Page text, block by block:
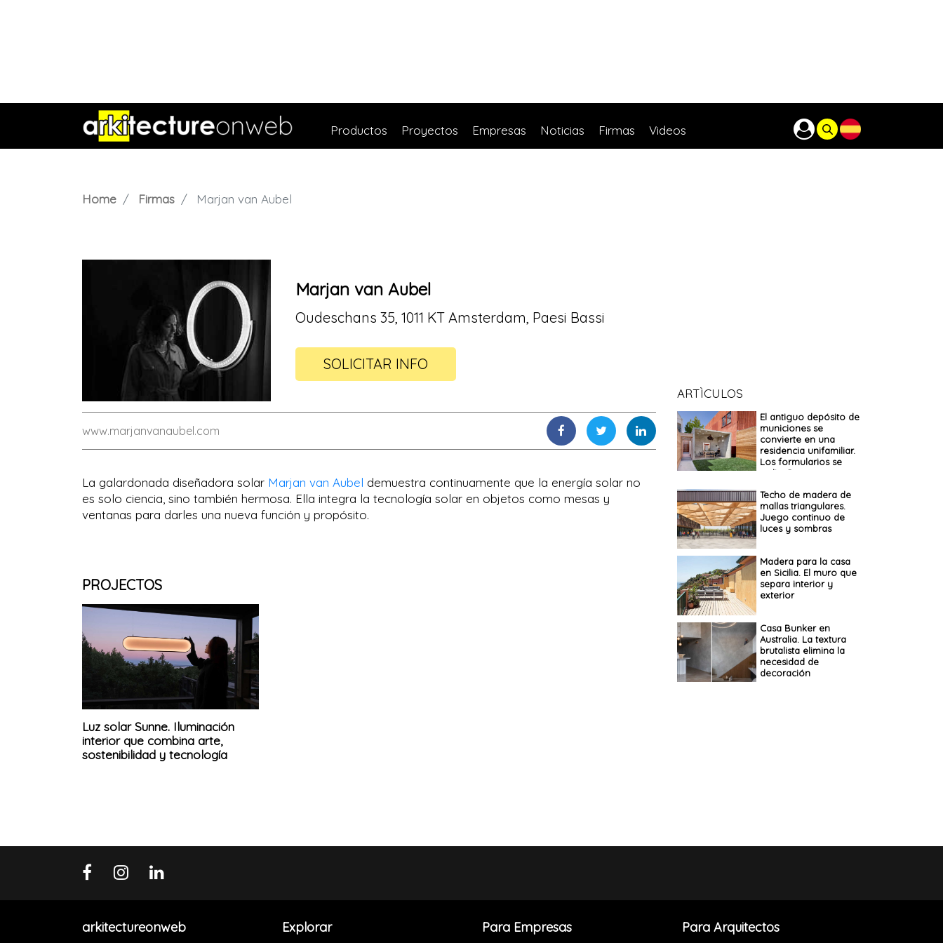
Productos Proyectos Empresas Noticias Firmas Videos
Home Firmas Marjan van Aubel
Marjan van Aubel
Oudeschans 35, 1011 KT Amsterdam, Paesi Bassi
SOLICITAR INFO
www.marjanvanaubel.com
La galardonada diseñadora solar Marjan van Aubel demuestra continuamente que la energía solar no
es solo ciencia, sino también hermosa. Ella integra la tecnología solar en objetos como mesas y
ventanas para darles una nueva función y propósito.
PROJECTOS
Luz solar Sunne. Iluminación
interior que combina arte,
sostenibilidad y tecnología
ARTÌCULOS
El antiguo depósito de
municiones se
convierte en una
residencia unifamiliar.
Los formularios se
rediseñan
Techo de madera de
mallas triangulares.
Juego continuo de
luces y sombras
Madera para la casa
en Sicilia. El muro que
separa interior y
exterior
Casa Bunker en
Australia. La textura
brutalista elimina la
necesidad de
decoración
arkitectureonweb Explorar Para Empresas Para Arquitectos